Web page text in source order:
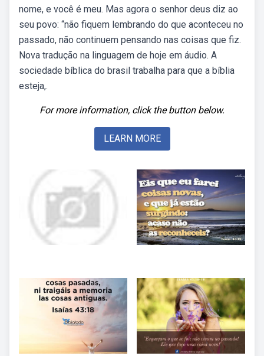
nome, e você é meu. Mas agora o senhor deus diz ao
seu povo: “não fiquem lembrando do que aconteceu no
passado, não continuem pensando nas coisas que fiz.
Nova tradução na linguagem de hoje em áudio. A
sociedade bíblica do brasil trabalha para que a bíblia
esteja,.
For more information, click the button below.
LEARN MORE